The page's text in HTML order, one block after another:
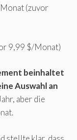
(zuvor
9,99 $/Monat)
beinhaltet
Auswahl an
aber die